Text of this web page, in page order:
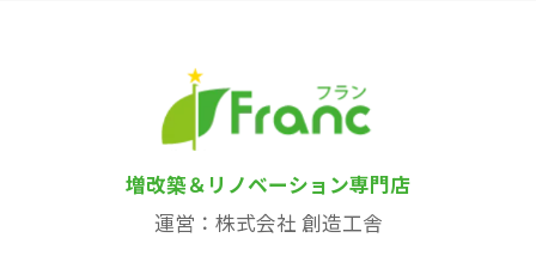
増改築＆リノベーション専門店
運営：株式会社 創造工舎